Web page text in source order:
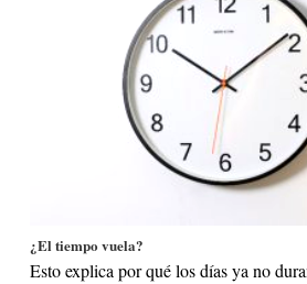
¿El tiempo vuela?
Esto explica por qué los días ya no